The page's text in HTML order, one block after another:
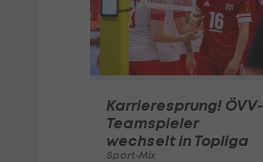
Karrieresprung! ÖVV-
Teamspieler
wechselt in Topliga
Sport-Mix